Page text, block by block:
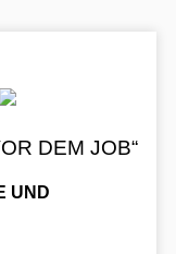
DEM JOB“
UND